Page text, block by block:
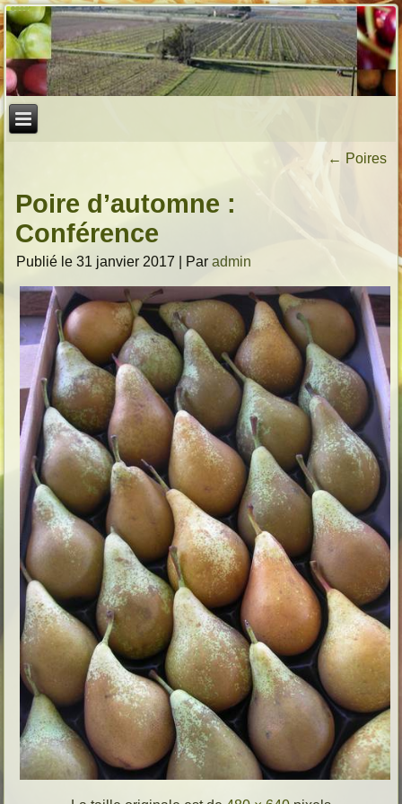
← Poires
Poire d’automne :
Conférence
Publié le 31 janvier 2017 Par admin